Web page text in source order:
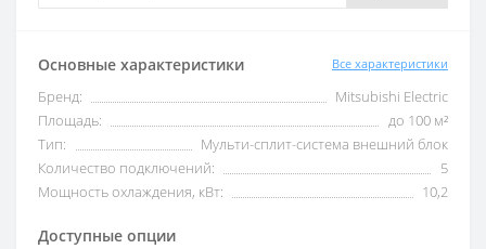
Основные характеристики Все характеристики
Бренд:
Mitsubishi Electric
Площадь:
до 100 м²
Тип:
Мульти-сплит-система внешний блок
Количество подключений:
5
Мощность охлаждения, кВт:
10,2
Доступные опции